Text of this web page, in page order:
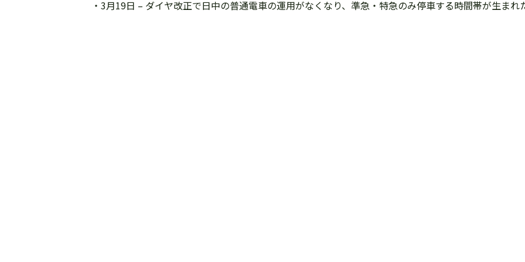
・3月19日 – ダイヤ改正で日中の普通電車の運用がなくなり、準急・特急のみ停車する時間帯が生まれ